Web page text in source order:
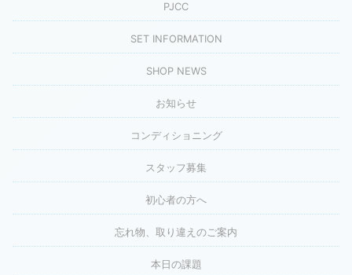
PJCC
SET INFORMATION
SHOP NEWS
お知らせ
コンディショニング
スタッフ募集
初心者の方へ
忘れ物、取り違えのご案内
本日の課題